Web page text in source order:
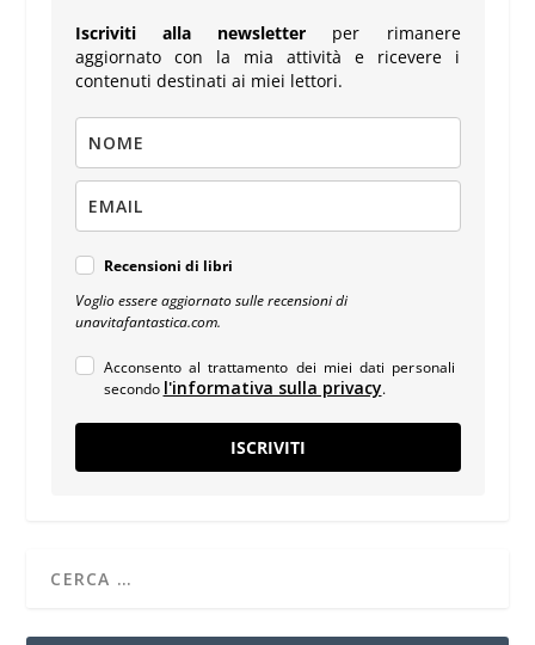
Iscriviti alla newsletter per rimanere
aggiornato con la mia attività e ricevere i
contenuti destinati ai miei lettori.
Recensioni di libri
Voglio essere aggiornato sulle recensioni di
unavitafantastica.com.
Acconsento al trattamento dei miei dati personali
secondo l'informativa sulla privacy.
ISCRIVITI